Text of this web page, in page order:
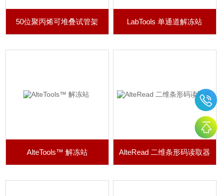
50位聚丙烯可堆叠试管架 LabTools 单通道解冻站
AlteTools™ 解冻站 AlteRead 二维条形码读取器